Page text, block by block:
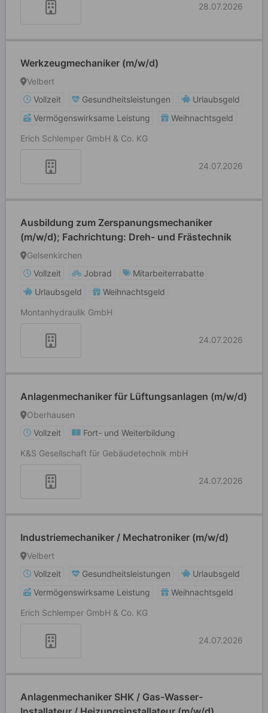
28.07.2026
Werkzeugmechaniker (m/w/d)
Velbert
Vollzeit
Gesundheitsleistungen
Urlaubsgeld
Vermögenswirksame Leistung
Weihnachtsgeld
Erich Schlemper GmbH & Co. KG
24.07.2026
Ausbildung zum Zerspanungsmechaniker
(m/w/d); Fachrichtung: Dreh- und Frästechnik
Gelsenkirchen
Vollzeit
Jobrad
Mitarbeiterrabatte
Urlaubsgeld
Weihnachtsgeld
Montanhydraulik GmbH
24.07.2026
Anlagenmechaniker für Lüftungsanlagen (m/w/d)
Oberhausen
Vollzeit
Fort- und Weiterbildung
K&S Gesellschaft für Gebäudetechnik mbH
24.07.2026
Industriemechaniker / Mechatroniker (m/w/d)
Velbert
Vollzeit
Gesundheitsleistungen
Urlaubsgeld
Vermögenswirksame Leistung
Weihnachtsgeld
Erich Schlemper GmbH & Co. KG
24.07.2026
Anlagenmechaniker SHK / Gas-Wasser-